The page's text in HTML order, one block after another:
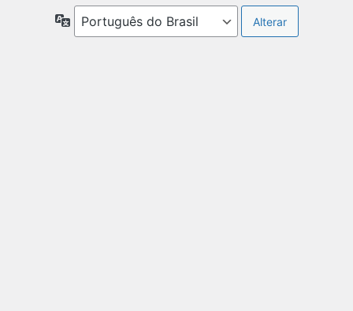
Idioma